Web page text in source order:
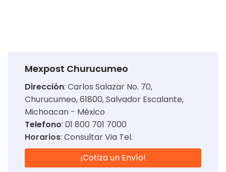
Mexpost Churucumeo
Dirección: Carlos Salazar No. 70,
Churucumeo, 61800, Salvador Escalante,
Michoacan - México
Telefono: 01 800 701 7000
Horarios: Consultar Via Tel.
¡Cotiza un Envío!